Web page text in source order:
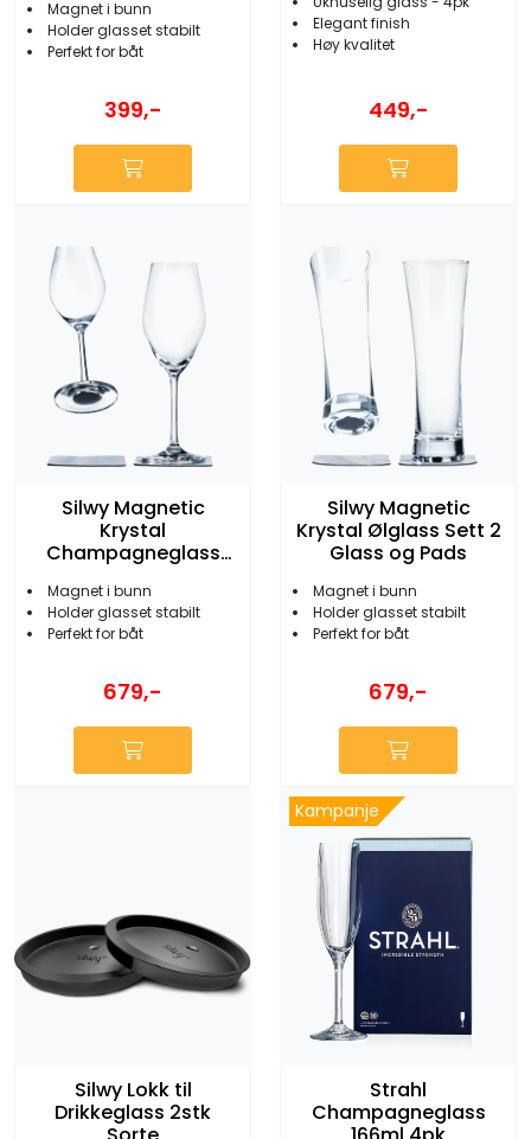
Magnet i bunn
Holder glasset stabilt
Perfekt for båt
399,-
Elegant finish
Høy kvalitet
449,-
Silwy Magnetic
Krystal
Champagneglass
Pads
Magnet i bunn
Holder glasset stabilt
Perfekt for båt
679,-
Silwy Magnetic
Krystal Ølglass Sett 2
Glass og Pads
Magnet i bunn
Holder glasset stabilt
Perfekt for båt
679,-
Silwy Lokk til
Drikkeglass 2stk
Kampanje
Strahl
Champagneglass